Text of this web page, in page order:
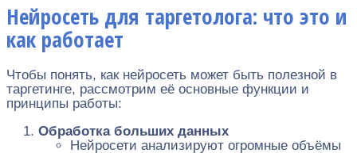
Нейросеть для таргетолога: что это и
как работает
Чтобы понять, как нейросеть может быть полезной в
таргетинге, рассмотрим её основные функции и
принципы работы:
Обработка больших данных
Нейросети анализируют огромные объёмы